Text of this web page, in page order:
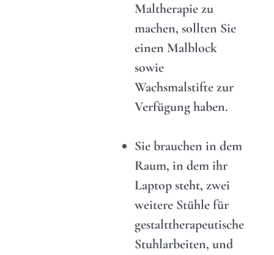
Maltherapie zu
machen, sollten Sie
einen Malblock
sowie
Wachsmalstifte zur
Verfügung haben.
Sie brauchen in dem
Raum, in dem ihr
Laptop steht, zwei
weitere Stühle für
gestalttherapeutische
Stuhlarbeiten, und